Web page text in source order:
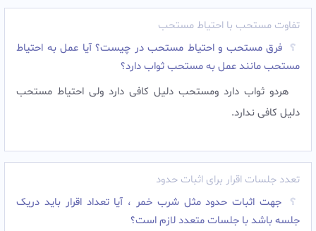
تفاوت مستحب با احتیاط مستحب
فرق مستحب و احتیاط مستحب در چیست؟ آیا عمل به احتیاط
مستحب مانند عمل به مستحب ثواب دارد؟
هردو ثواب دارد ومستحب دلیل کافی دارد ولی احتیاط مستحب
دلیل کافی ندارد.
تعدد جلسات اقرار برای اثبات حدود
جهت اثبات حدود مثل شرب خمر ، آیا تعداد اقرار باید دریک
جلسه باشد با جلسات متعدد لازم است؟